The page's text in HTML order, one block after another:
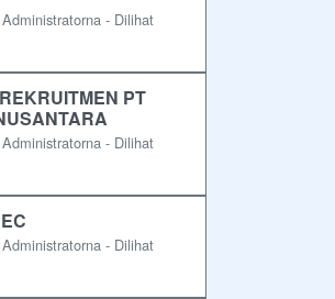
- Dilihat
PT
- Dilihat
- Dilihat